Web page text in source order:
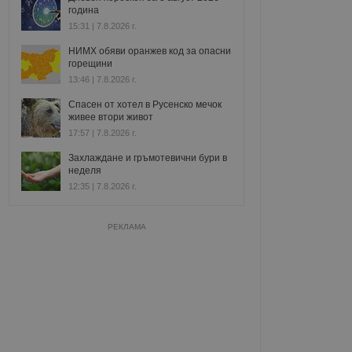
година
15:31 | 7.8.2026 г.
НИМХ обяви оранжев код за опасни
горещини
13:46 | 7.8.2026 г.
Спасен от хотел в Русенско мечок
живее втори живот
17:57 | 7.8.2026 г.
Захлаждане и гръмотевични бури в
неделя
12:35 | 7.8.2026 г.
РЕКЛАМА